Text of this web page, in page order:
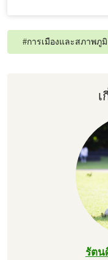
#การเมืองและสภาพภู
รัตน